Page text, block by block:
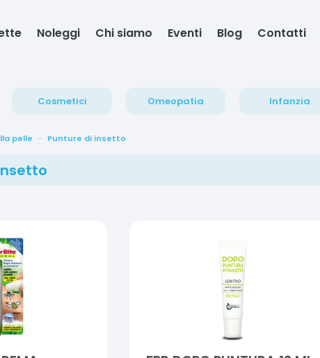
Noleggi Chi siamo Eventi Blog Contatti
Cosmetici Omeopatia Infanzia
pelle Punture di insetto